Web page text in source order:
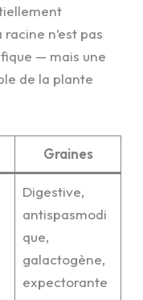
n’est pas
— mais une
de la plante
Graines
Digestive,
antispasmodi
que,
galactogène,
expectorante